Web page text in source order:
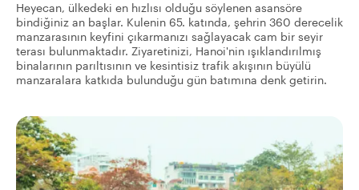
Heyecan, ülkedeki en hızlısı olduğu söylenen asansöre
bindiğiniz an başlar. Kulenin 65. katında, şehrin 360 derecelik
manzarasının keyfini çıkarmanızı sağlayacak cam bir seyir
terası bulunmaktadır. Ziyaretinizi, Hanoi'nin ışıklandırılmış
binalarının parıltısının ve kesintisiz trafik akışının büyülü
manzaralara katkıda bulunduğu gün batımına denk getirin.